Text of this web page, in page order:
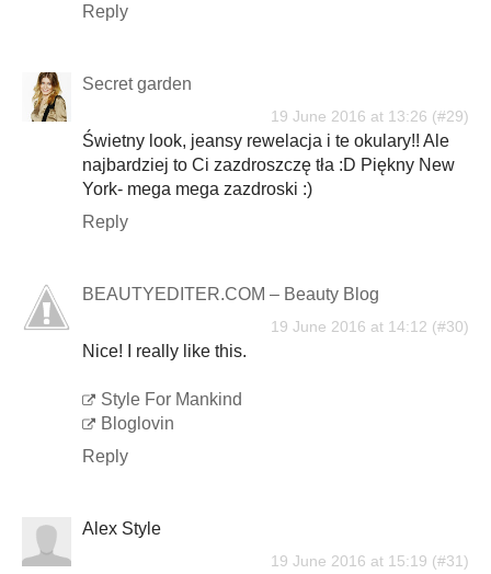
Reply
Secret garden
19 June 2016 at 13:26
Świetny look, jeansy rewelacja i te okulary!! Ale
najbardziej to Ci zazdroszczę tła :D Piękny New
York- mega mega zazdroski :)
Reply
BEAUTYEDITER.COM – Beauty Blog
19 June 2016 at 14:12
Nice! I really like this.
Style For Mankind
Bloglovin
Reply
Alex Style
19 June 2016 at 15:19